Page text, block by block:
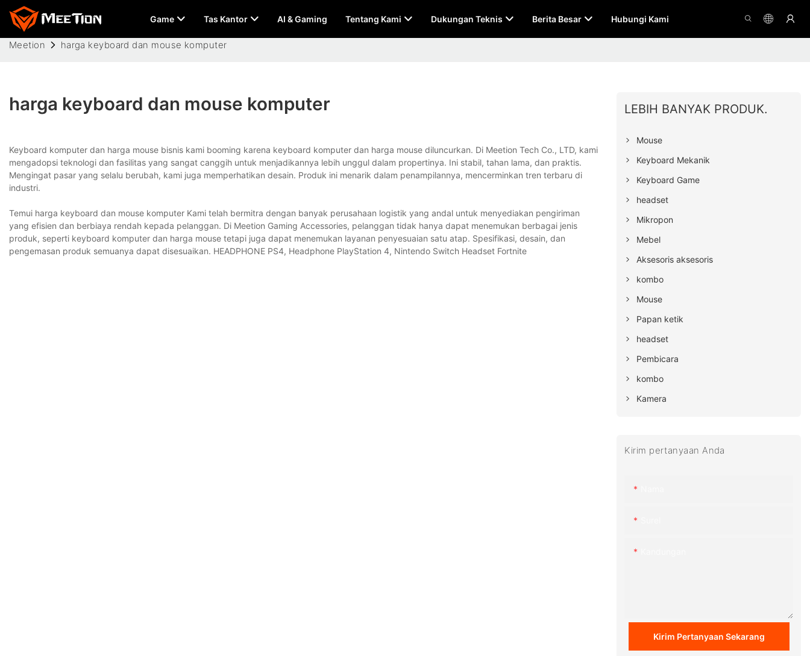
Game Tas Kantor AI & Gaming Tentang Kami Dukungan Teknis Berita Besar Hubungi Kami
Meetion harga keyboard dan mouse komputer
harga keyboard dan mouse komputer
Keyboard komputer dan harga mouse bisnis kami booming karena keyboard komputer dan harga mouse diluncurkan. Di Meetion Tech Co., LTD, kami
mengadopsi teknologi dan fasilitas yang sangat canggih untuk menjadikannya lebih unggul dalam propertinya. Ini stabil, tahan lama, dan praktis.
Mengingat pasar yang selalu berubah, kami juga memperhatikan desain. Produk ini menarik dalam penampilannya, mencerminkan tren terbaru di
industri.
Temui harga keyboard dan mouse komputer Kami telah bermitra dengan banyak perusahaan logistik yang andal untuk menyediakan pengiriman
yang efisien dan berbiaya rendah kepada pelanggan. Di Meetion Gaming Accessories, pelanggan tidak hanya dapat menemukan berbagai jenis
produk, seperti keyboard komputer dan harga mouse tetapi juga dapat menemukan layanan penyesuaian satu atap. Spesifikasi, desain, dan
pengemasan produk semuanya dapat disesuaikan. HEADPHONE PS4, Headphone PlayStation 4, Nintendo Switch Headset Fortnite
LEBIH BANYAK PRODUK.
Mouse
Keyboard Mekanik
Keyboard Game
headset
Mikropon
Mebel
Aksesoris aksesoris
kombo
Mouse
Papan ketik
headset
Pembicara
kombo
Kamera
Kirim pertanyaan Anda
Kirim Pertanyaan Sekarang